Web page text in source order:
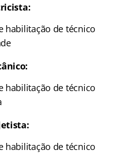
habilitação de técnico
habilitação de técnico
habilitação de técnico